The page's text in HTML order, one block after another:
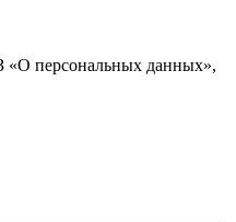
«О персональных данных»,